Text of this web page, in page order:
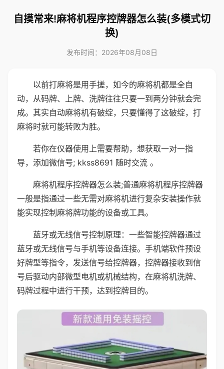
自摸常来!麻将机程序控牌器怎么装(多模式切
换)
发布时间：2026年08月08日
以前打麻将是用手搓，如今的麻将机都是全自
动，从码牌、上牌、洗牌往往只要一到两分钟就会完
成。其实自动麻将机有破绽，只要懂得了这破绽，打
麻将时就可能转败为胜。
若你在仪器使用上需要帮助，想获取一对一指
导，添加微信号; kkss8691 随时交流 。
麻将机程序控牌器怎么装;普通麻将机程序控牌器
一般是指通过一些无需对麻将机进行复杂安装操作就
能实现控制麻将牌功能的设备或工具。
蓝牙或无线信号控制原理：一些智能控牌器通过
蓝牙或无线信号与手机等设备连接。手机端软件预设
好牌型等指令，发送信号给控牌器，控牌器接收到信
号后驱动内部微型电机或机械结构，在麻将机洗牌、
码牌过程中进行干预，达到控牌目的。